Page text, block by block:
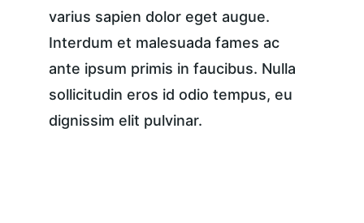
varius sapien dolor eget augue.
Interdum et malesuada fames ac
ante ipsum primis in faucibus. Nulla
sollicitudin eros id odio tempus, eu
dignissim elit pulvinar.